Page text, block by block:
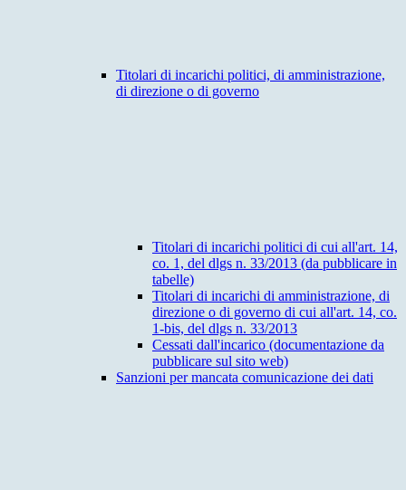
Titolari di incarichi politici, di amministrazione,
di direzione o di governo
Titolari di incarichi politici di cui all'art. 14,
co. 1, del dlgs n. 33/2013 (da pubblicare in
tabelle)
Titolari di incarichi di amministrazione, di
direzione o di governo di cui all'art. 14, co.
1-bis, del dlgs n. 33/2013
Cessati dall'incarico (documentazione da
pubblicare sul sito web)
Sanzioni per mancata comunicazione dei dati